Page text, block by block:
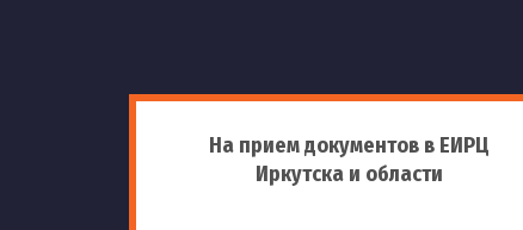
На прием документов в ЕИРЦ
Иркутска и области